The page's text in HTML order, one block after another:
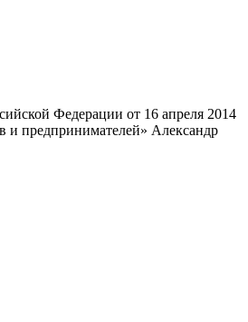
Федерации от 16 апреля 2014
и предпринимателей» Александр